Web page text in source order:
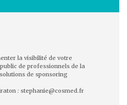
la visibilité de votre
de professionnels de la
de sponsoring
: stephanie@cosmed.fr